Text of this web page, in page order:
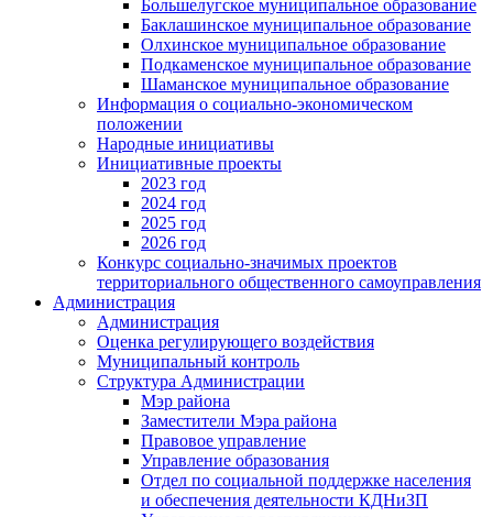
Большелугское муниципальное образование
Баклашинское муниципальное образование
Олхинское муниципальное образование
Подкаменское муниципальное образование
Шаманское муниципальное образование
Информация о социально-экономическом
положении
Народные инициативы
Инициативные проекты
2023 год
2024 год
2025 год
2026 год
Конкурс социально-значимых проектов
территориального общественного самоуправления
Администрация
Администрация
Оценка регулирующего воздействия
Муниципальный контроль
Структура Администрации
Мэр района
Заместители Мэра района
Правовое управление
Управление образования
Отдел по социальной поддержке населения
и обеспечения деятельности КДНиЗП